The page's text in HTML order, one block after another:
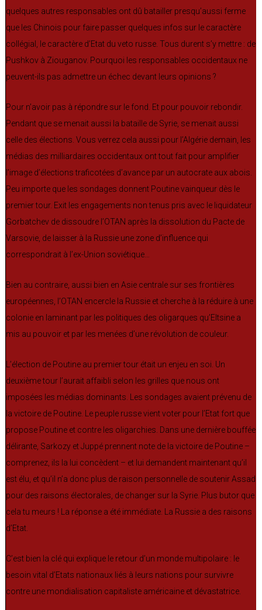
quelques autres responsables ont dû batailler presqu’aussi ferme
que les Chinois pour faire passer quelques infos sur le caractère
collégial, le caractère d’Etat du veto russe. Tous durent s’y mettre : de
Pushkov à Ziouganov. Pourquoi les responsables occidentaux ne
peuvent-ils pas admettre un échec devant leurs opinions ?
Pour n’avoir pas à répondre sur le fond. Et pour pouvoir rebondir.
Pendant que se menait aussi la bataille de Syrie, se menait aussi
celle des élections. Vous verrez cela aussi pour l’Algérie demain, les
médias des milliardaires occidentaux ont tout fait pour amplifier
l’image d’élections traficotées d’avance par un autocrate aux abois.
Peu importe que les sondages donnent Poutine vainqueur dès le
premier tour. Exit les engagements non tenus pris avec le liquidateur
Gorbatchev de dissoudre l’OTAN après la dissolution du Pacte de
Varsovie, de laisser à la Russie une zone d’influence qui
correspondrait à l’ex-Union soviétique…
Bien au contraire, aussi bien en Asie centrale sur ses frontières
européennes, l’OTAN encercle la Russie et cherche à la réduire à une
colonie en laminant par les politiques des oligarques qu’Eltsine a
mis au pouvoir et par les menées d’une révolution de couleur.
L’élection de Poutine au premier tour était un enjeu en soi. Un
deuxième tour l’aurait affaibli selon les grilles que nous ont
imposées les médias dominants. Les sondages avaient prévenu de
la victoire de Poutine. Le peuple russe vient voter pour l’Etat fort que
propose Poutine et contre les oligarchies. Dans une dernière bouffée
délirante, Sarkozy et Juppé prennent note de la victoire de Poutine –
comprenez, ils la lui concèdent – et lui demandent maintenant qu’il
est élu, et qu’il n’a donc plus de raison personnelle de soutenir Assad
pour des raisons électorales, de changer sur la Syrie. Plus butor que
cela tu meurs ! La réponse a été immédiate. La Russie a des raisons
d’Etat.
C’est bien la clé qui explique le retour d’un monde multipolaire : le
besoin vital d’Etats nationaux liés à leurs nations pour survivre
contre une mondialisation capitaliste américaine et dévastatrice.